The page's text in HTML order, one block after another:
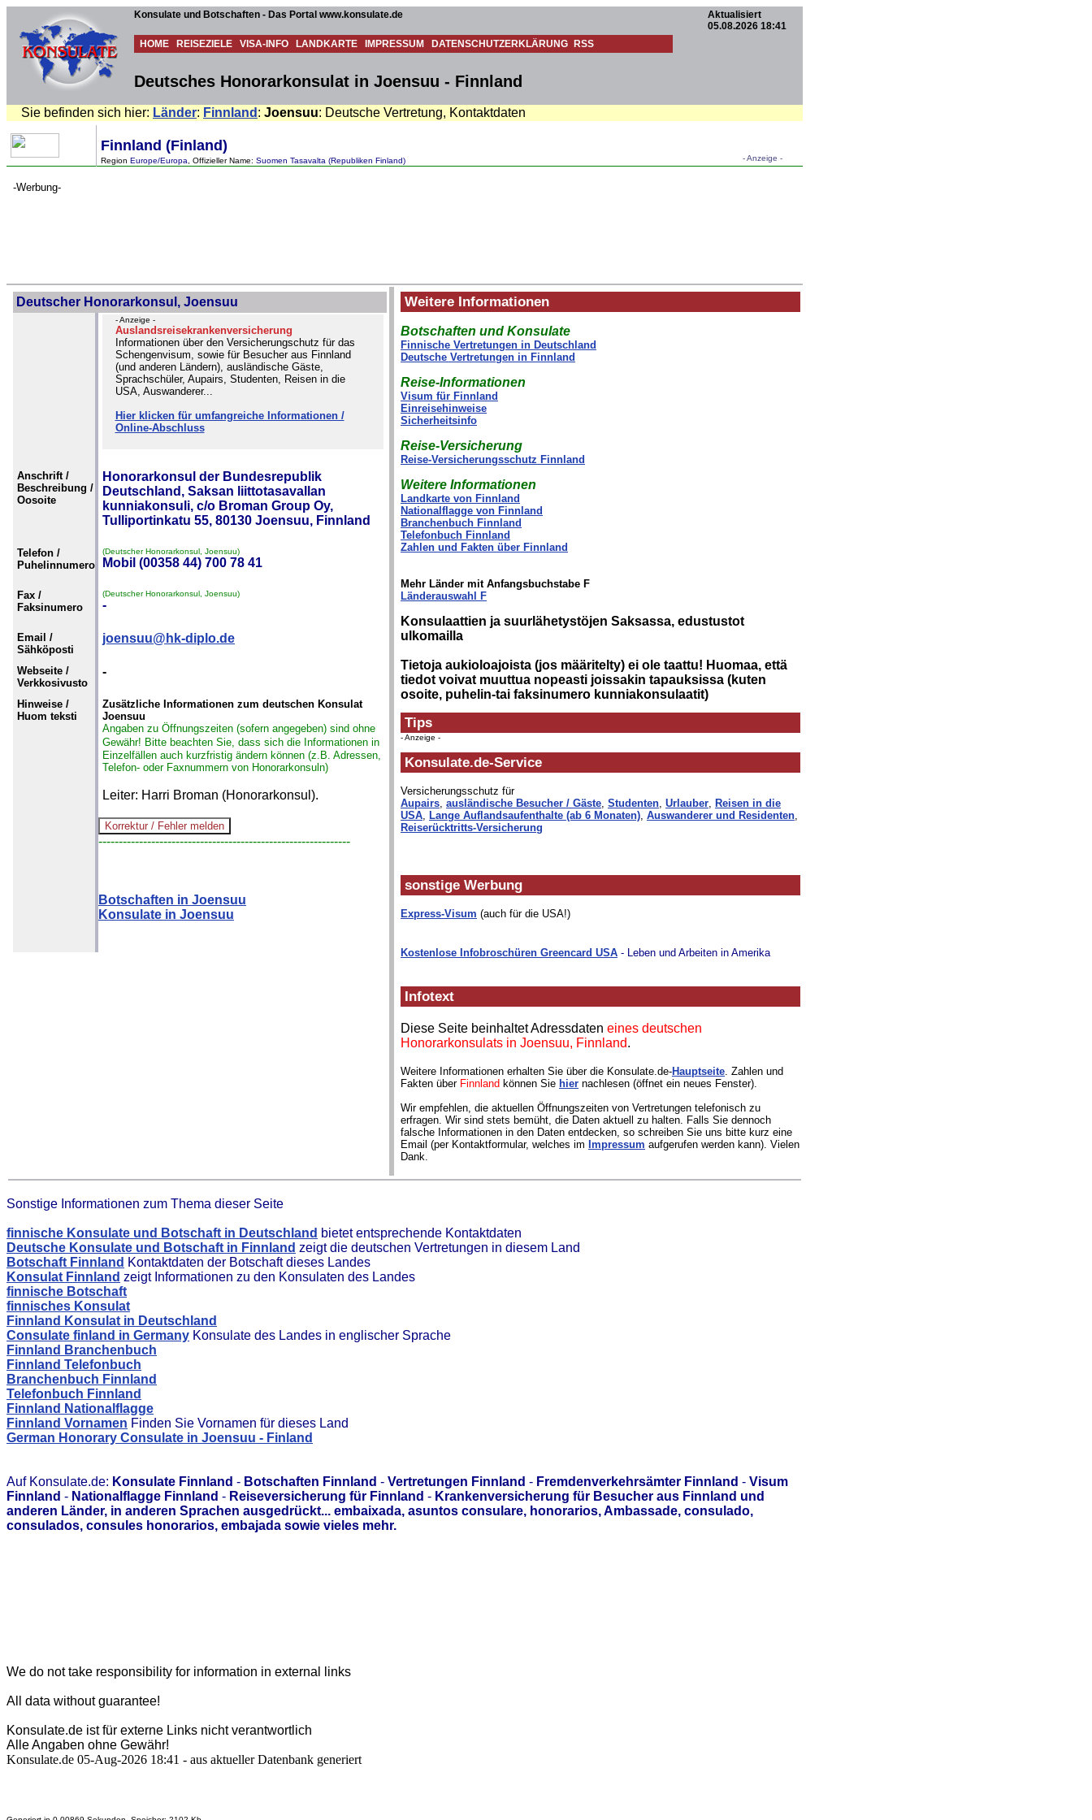
Konsulate und Botschaften - Das Portal www.konsulate.de
HOME REISEZIELE VISA-INFO LANDKARTE IMPRESSUM DATENSCHUTZERKLÄRUNG RSS
Deutsches Honorarkonsulat in Joensuu - Finnland
Aktualisiert
05.08.2026 18:41
Sie befinden sich hier: Länder: Finnland : Joensuu: Deutsche Vertretung, Kontaktdaten
Finnland (Finland)
Region Europe/Europa , Offizieller Name: Suomen Tasavalta (Republiken Finland) - Anzeige -
-Werbung-
Deutscher Honorarkonsul, Joensuu
- Anzeige -
Auslandsreisekrankenversicherung
Informationen über den Versicherungschutz für das
Schengenvisum, sowie für Besucher aus Finnland
(und anderen Ländern), ausländische Gäste,
Sprachschüler, Aupairs, Studenten, Reisen in die
USA, Auswanderer...
Hier klicken für umfangreiche Informationen /
Online-Abschluss
Anschrift /
Beschreibung /
Oosoite
Honorarkonsul der Bundesrepublik
Deutschland, Saksan liittotasavallan
kunniakonsuli, c/o Broman Group Oy,
Tulliportinkatu 55, 80130 Joensuu, Finnland
Telefon /
Puhelinnumero
(Deutscher Honorarkonsul, Joensuu)
Mobil (00358 44) 700 78 41
Fax /
Faksinumero
(Deutscher Honorarkonsul, Joensuu)
-
Email /
Sähköposti
joensuu@hk-diplo.de
Webseite /
Verkkosivusto
-
Hinweise /
Huom teksti
Zusätzliche Informationen zum deutschen Konsulat
Joensuu
Angaben zu Öffnungszeiten (sofern angegeben) sind ohne
Gewähr! Bitte beachten Sie, dass sich die Informationen in
Einzelfällen auch kurzfristig ändern können (z.B. Adressen,
Telefon- oder Faxnummern von Honorarkonsuln)
Leiter: Harri Broman (Honorarkonsul).
--------------------------------------------------------------
Botschaften in Joensuu
Konsulate in Joensuu
Weitere Informationen
Botschaften und Konsulate
Finnische Vertretungen in Deutschland
Deutsche Vertretungen in Finnland
Reise-Informationen
Visum für Finnland
Einreisehinweise
Sicherheitsinfo
Reise-Versicherung
Reise-Versicherungsschutz Finnland
Weitere Informationen
Landkarte von Finnland
Nationalflagge von Finnland
Branchenbuch Finnland
Telefonbuch Finnland
Zahlen und Fakten über Finnland
Mehr Länder mit Anfangsbuchstabe F
Länderauswahl F
Konsulaattien ja suurlähetystöjen Saksassa, edustustot
ulkomailla
Tietoja aukioloajoista (jos määritelty) ei ole taattu! Huomaa, että
tiedot voivat muuttua nopeasti joissakin tapauksissa (kuten
osoite, puhelin-tai faksinumero kunniakonsulaatit)
Tips
- Anzeige -
Konsulate.de-Service
Versicherungsschutz für
Aupairs, ausländische Besucher / Gäste, Studenten, Urlauber, Reisen in die
USA, Lange Auflandsaufenthalte (ab 6 Monaten), Auswanderer und Residenten,
Reiserücktritts-Versicherung
sonstige Werbung
Express-Visum (auch für die USA!)
Kostenlose Infobroschüren Greencard USA - Leben und Arbeiten in Amerika
Infotext
Diese Seite beinhaltet Adressdaten eines deutschen
Honorarkonsulats in Joensuu, Finnland.
Weitere Informationen erhalten Sie über die Konsulate.de-Hauptseite. Zahlen und
Fakten über Finnland können Sie hier nachlesen (öffnet ein neues Fenster).
Wir empfehlen, die aktuellen Öffnungszeiten von Vertretungen telefonisch zu
erfragen. Wir sind stets bemüht, die Daten aktuell zu halten. Falls Sie dennoch
falsche Informationen in den Daten entdecken, so schreiben Sie uns bitte kurz eine
Email (per Kontaktformular, welches im Impressum aufgerufen werden kann). Vielen
Dank.
Sonstige Informationen zum Thema dieser Seite
finnische Konsulate und Botschaft in Deutschland bietet entsprechende Kontaktdaten
Deutsche Konsulate und Botschaft in Finnland zeigt die deutschen Vertretungen in diesem Land
Botschaft Finnland Kontaktdaten der Botschaft dieses Landes
Konsulat Finnland zeigt Informationen zu den Konsulaten des Landes
finnische Botschaft
finnisches Konsulat
Finnland Konsulat in Deutschland
Consulate finland in Germany Konsulate des Landes in englischer Sprache
Finnland Branchenbuch
Finnland Telefonbuch
Branchenbuch Finnland
Telefonbuch Finnland
Finnland Nationalflagge
Finnland Vornamen Finden Sie Vornamen für dieses Land
German Honorary Consulate in Joensuu - Finland
Auf Konsulate.de: Konsulate Finnland - Botschaften Finnland - Vertretungen Finnland - Fremdenverkehrsämter Finnland - Visum
Finnland - Nationalflagge Finnland - Reiseversicherung für Finnland - Krankenversicherung für Besucher aus Finnland und
anderen Länder, in anderen Sprachen ausgedrückt... embaixada, asuntos consulare, honorarios, Ambassade, consulado,
consulados, consules honorarios, embajada sowie vieles mehr.
We do not take responsibility for information in external links
All data without guarantee!
Konsulate.de ist für externe Links nicht verantwortlich
Alle Angaben ohne Gewähr!
Konsulate.de 05-Aug-2026 18:41 - aus aktueller Datenbank generiert